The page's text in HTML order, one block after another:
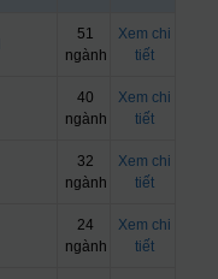
51
ngành
Xem chi
tiết
40
ngành
Xem chi
tiết
32
ngành
Xem chi
tiết
24
ngành
Xem chi
tiết